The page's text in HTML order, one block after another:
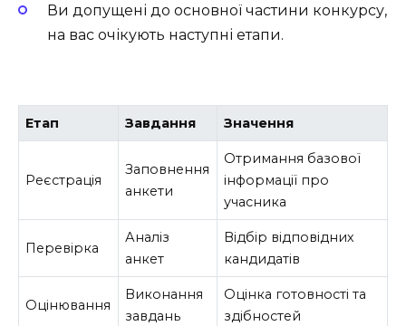
Ви допущені до основної частини конкурсу,
на вас очікують наступні етапи.
Етап Завдання Значення
Реєстрація
Заповнення
анкети
Отримання базової
інформації про
учасника
Перевірка
Аналіз
анкет
Відбір відповідних
кандидатів
Оцінювання
Виконання
завдань
Оцінка готовності та
здібностей